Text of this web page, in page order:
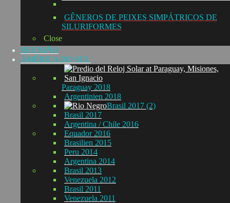
GÊNEROS DE PEIXES SIMPÁTRICOS DE
SILURIFORMES
Close
REUNIÃO
ÁMÉRICA DO SUL
Paraguay 2018
Argentinien 2018
Brasil 2017 (2)
Brasil 2017
Argentina / Chile 2016
Equador 2016
Brasilien 2015
Peru 2014
Argentina 2014
Brasil 2013
Venezuela 2012
Brasil 2011
Venezuela 2011